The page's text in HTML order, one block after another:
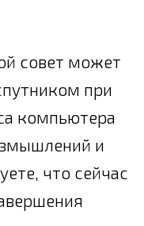
совет может
при
компьютера
и
что сейчас